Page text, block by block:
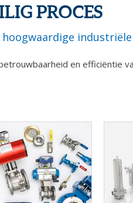
PROCES
en efficiëntie